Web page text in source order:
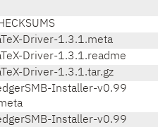
Driver-1.3.1.meta
Driver-1.3.1.readme
Driver-1.3.1.tar.gz
Installer-v0.99
Installer-v0.99